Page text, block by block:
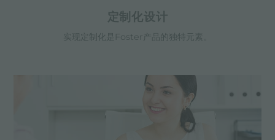
定制化设计
实现定制化是Foster产品的独特元素。